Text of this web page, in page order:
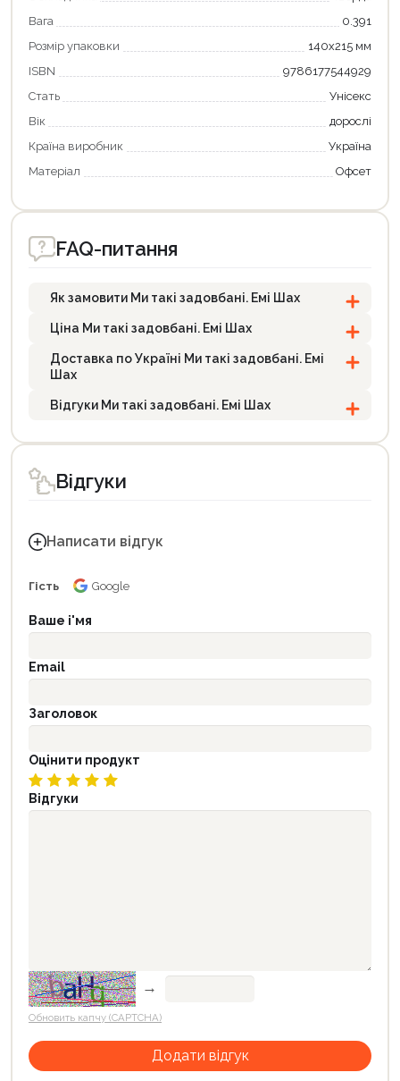
Вага
0.391
Розмір упаковки
140х215 мм
ISBN
9786177544929
Стать
Унісекс
Вік
дорослі
Країна виробник
Україна
Матеріал
Офсет
FAQ-питання
Як замовити Ми такі задовбані. Емі Шах
Ціна Ми такі задовбані. Емі Шах
Доставка по Україні Ми такі задовбані. Емі
Шах
Відгуки Ми такі задовбані. Емі Шах
Відгуки
Написати відгук
Гість Google
Ваше і'мя
Email
Заголовок
Оцінити продукт
Відгуки
→
Обновить капчу (CAPTCHA)